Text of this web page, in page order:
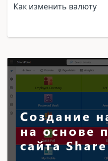
Как изменить валюту